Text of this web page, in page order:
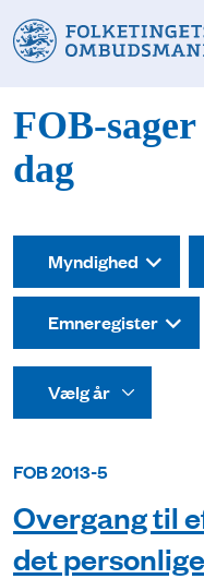
FOB-
dag
Myndighed
Emneregister
FOB 2013-5
Overgang til
det